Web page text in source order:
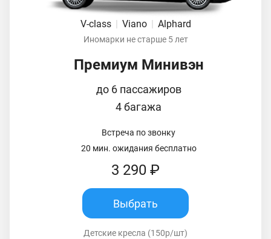
V-class Viano Alphard
Иномарки не старше 5 лет
Премиум Минивэн
до 6 пассажиров
4 багажа
Встреча по звонку
20 мин. ожидания бесплатно
3 290 ₽
Выбрать
Детские кресла (150р/шт)